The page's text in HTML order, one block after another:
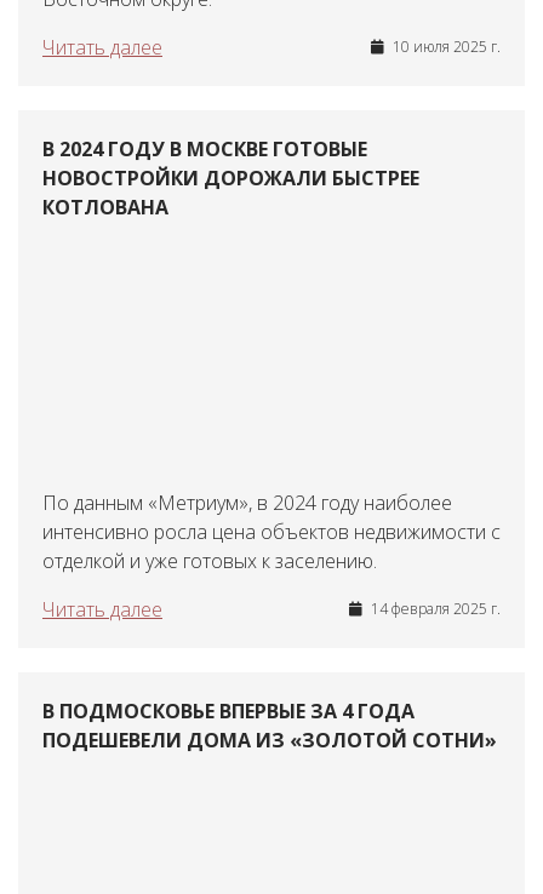
Читать далее
10 июля 2025 г.
В 2024 ГОДУ В МОСКВЕ ГОТОВЫЕ
НОВОСТРОЙКИ ДОРОЖАЛИ БЫСТРЕЕ
КОТЛОВАНА
По данным «Метриум», в 2024 году наиболее
интенсивно росла цена объектов недвижимости с
отделкой и уже готовых к заселению.
Читать далее
14 февраля 2025 г.
В ПОДМОСКОВЬЕ ВПЕРВЫЕ ЗА 4 ГОДА
ПОДЕШЕВЕЛИ ДОМА ИЗ «ЗОЛОТОЙ СОТНИ»